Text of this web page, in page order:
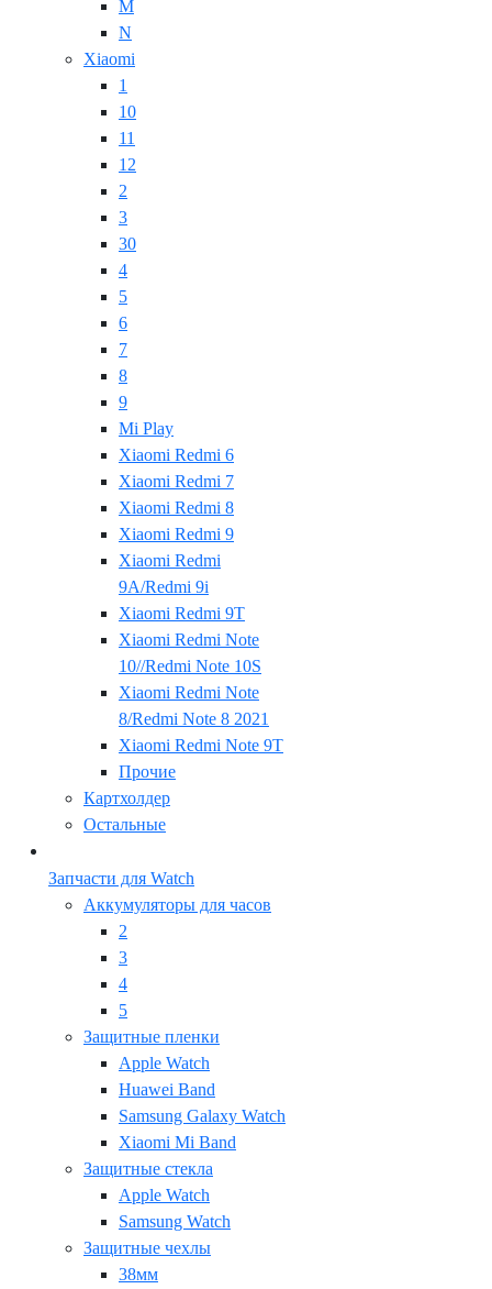
M
N
Xiaomi
1
10
11
12
2
3
30
4
5
6
7
8
9
Mi Play
Xiaomi Redmi 6
Xiaomi Redmi 7
Xiaomi Redmi 8
Xiaomi Redmi 9
Xiaomi Redmi
9A/Redmi 9i
Xiaomi Redmi 9T
Xiaomi Redmi Note
10//Redmi Note 10S
Xiaomi Redmi Note
8/Redmi Note 8 2021
Xiaomi Redmi Note 9T
Прочие
Картхолдер
Остальные
Запчасти для Watch
Аккумуляторы для часов
2
3
4
5
Защитные пленки
Apple Watch
Huawei Band
Samsung Galaxy Watch
Xiaomi Mi Band
Защитные стекла
Apple Watch
Samsung Watch
Защитные чехлы
38мм